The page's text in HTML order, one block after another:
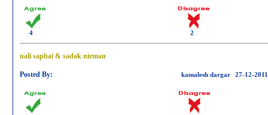
4 2
nali saphai & sadak nirman
Posted By: kamalesh dargar 27-12-